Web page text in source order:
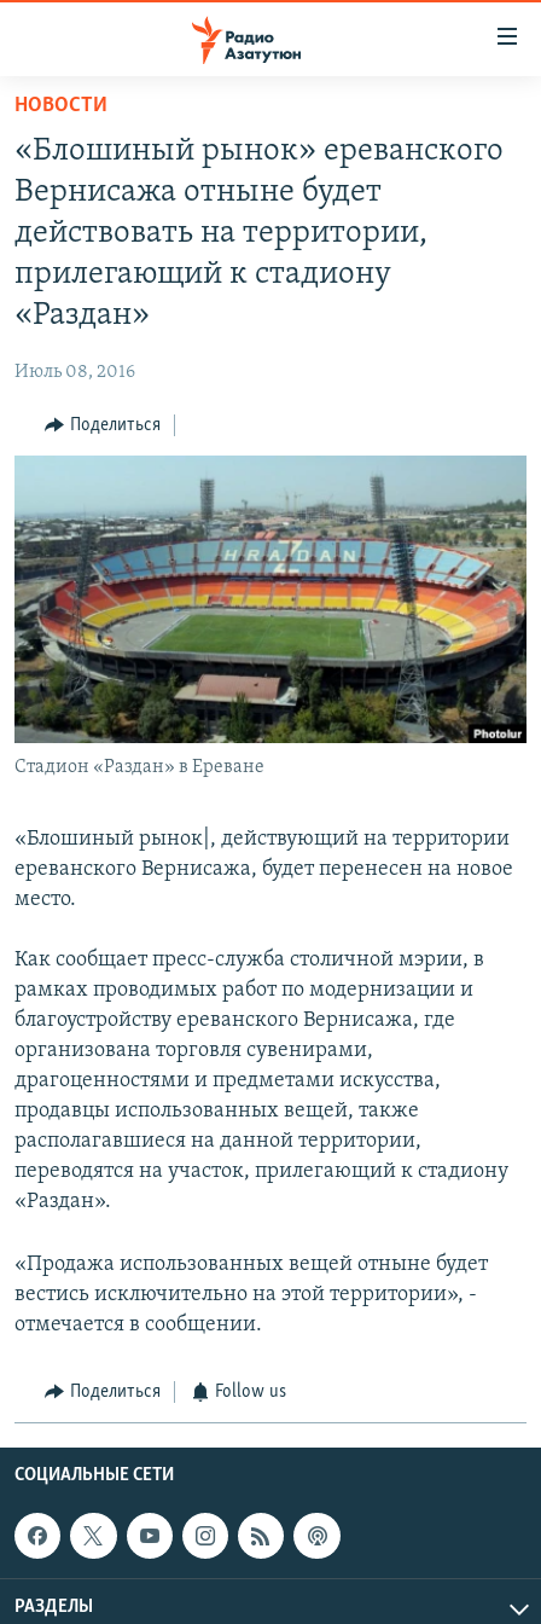
Перейти
основному
содержанию
Перейти
основной
навигации
ПОЛИТИКА
ЭКОНОМИКА
КУЛЬТУРА
АРХИВ
Հայերեն
English
Русский
Все сайты Радио Азатутюн
НОВОСТИ
«Блошиный рынок» ереванского
Вернисажа отныне будет
действовать на территории,
прилегающий к стадиону
«Раздан»
Июль 08, 2016
Поделиться
Стадион «Раздан» в Ереване
«Блошиный рынок|, действующий на территории
ереванского Вернисажа, будет перенесен на новое
место.
Как сообщает пресс-служба столичной мэрии, в
рамках проводимых работ по модернизации и
благоустройству ереванского Вернисажа, где
организована торговля сувенирами,
драгоценностями и предметами искусства,
продавцы использованных вещей, также
располагавшиеся на данной территории,
переводятся на участок, прилегающий к стадиону
«Раздан».
«Продажа использованных вещей отныне будет
вестись исключительно на этой территории», -
отмечается в сообщении.
Поделиться Follow us
СОЦИАЛЬНЫЕ СЕТИ
РАЗДЕЛЫ